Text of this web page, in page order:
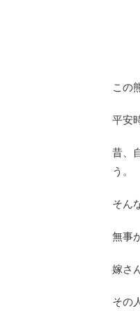
この
平安
昔、
う。
そん
無事
嫁さ
その